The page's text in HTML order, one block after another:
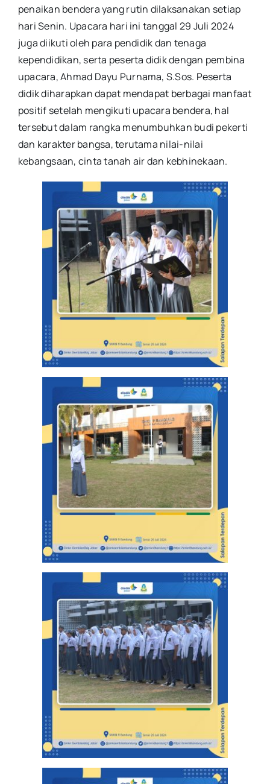
penaikan bendera yang rutin dilaksanakan setiap
hari Senin. Upacara hari ini tanggal 29 Juli 2024
juga diikuti oleh para pendidik dan tenaga
kependidikan, serta peserta didik dengan pembina
upacara, Ahmad Dayu Purnama, S.Sos. Peserta
didik diharapkan dapat mendapat berbagai manfaat
positif setelah mengikuti upacara bendera, hal
tersebut dalam rangka menumbuhkan budi pekerti
dan karakter bangsa, terutama nilai-nilai
kebangsaan, cinta tanah air dan kebhinekaan.